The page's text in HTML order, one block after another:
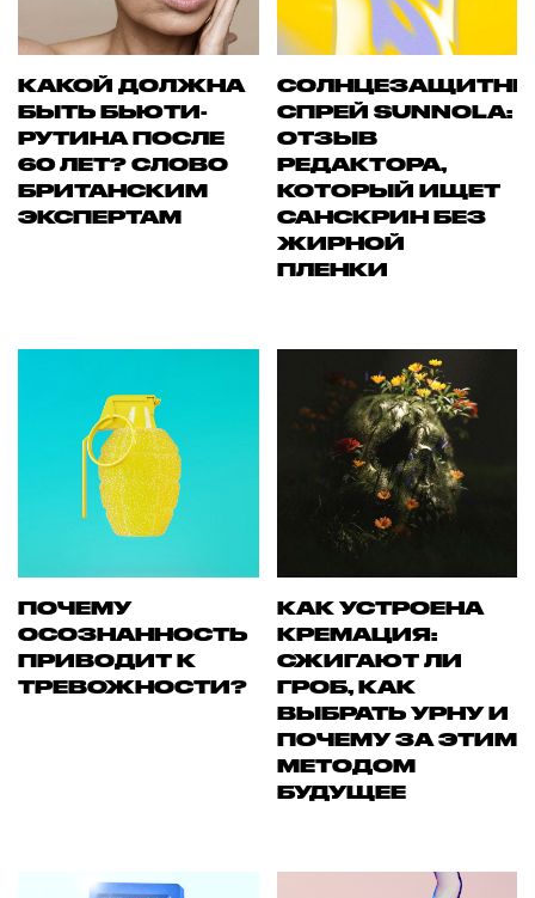
КАКОЙ ДОЛЖНА
БЫТЬ БЬЮТИ-
РУТИНА ПОСЛЕ
60 ЛЕТ? СЛОВО
БРИТАНСКИМ
ЭКСПЕРТАМ
СПРЕЙ SUNNOLA:
ОТЗЫВ
РЕДАКТОРА,
КОТОРЫЙ ИЩЕТ
САНСКРИН БЕЗ
ЖИРНОЙ
ПЛЕНКИ
ПОЧЕМУ
ОСОЗНАННОСТЬ
ПРИВОДИТ К
ТРЕВОЖНОСТИ?
КАК УСТРОЕНА
КРЕМАЦИЯ:
СЖИГАЮТ ЛИ
ГРОБ, КАК
ВЫБРАТЬ УРНУ И
ПОЧЕМУ ЗА ЭТИМ
МЕТОДОМ
БУДУЩЕЕ